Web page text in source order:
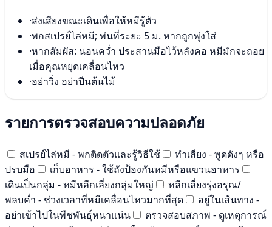
·ส่งเสียงขณะเดินเพื่อให้หมีรู้ตัว
·พกสเปรย์ไล่หมี; พ่นที่ระยะ 5 ม. หากถูกพุ่งใส่
·หากสัมผัส: นอนคว่ำ ประสานมือไว้หลังคอ หมีมักจะถอย
เมื่อคุณหยุดเคลื่อนไหว
·อย่าวิ่ง อย่าปีนต้นไม้
รายการตรวจสอบความปลอดภัย
สเปรย์ไล่หมี - พกติดตัวและรู้วิธีใช้
ทำเสียง - พูดดังๆ หรือ
ปรบมือ
เก็บอาหาร - ใช้ถังป้องกันหมีหรือแขวนอาหาร
เดินเป็นกลุ่ม - หมีหลีกเลี่ยงกลุ่มใหญ่
หลีกเลี่ยงรุ่งอรุณ/
พลบค่ำ - ช่วงเวลาที่หมีเคลื่อนไหวมากที่สุด
อยู่ในเส้นทาง -
อย่าเข้าไปในพืชพันธุ์หนาแน่น
ตรวจสอบสภาพ - ดูเหตุการณ์